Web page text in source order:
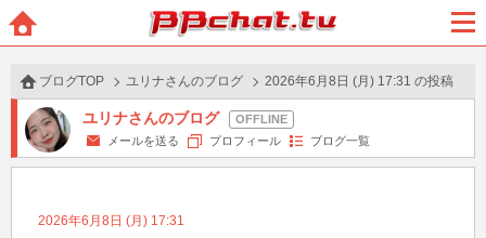
BBchatTV
ュー
ブログTOP ユリナさんのブログ 2026年6月8日 (月) 17:31 の投稿
ユリナさんのブログ
メールを送る プロフィール ブログ一覧
2026年6月8日 (月) 17:31